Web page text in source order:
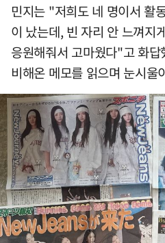
민지는 "저희도 네 명이서 활
이 났는데, 빈 자리 안 느껴지
응원해줘서 고마웠다"고 화
비해온 메모를 읽으며 눈시울